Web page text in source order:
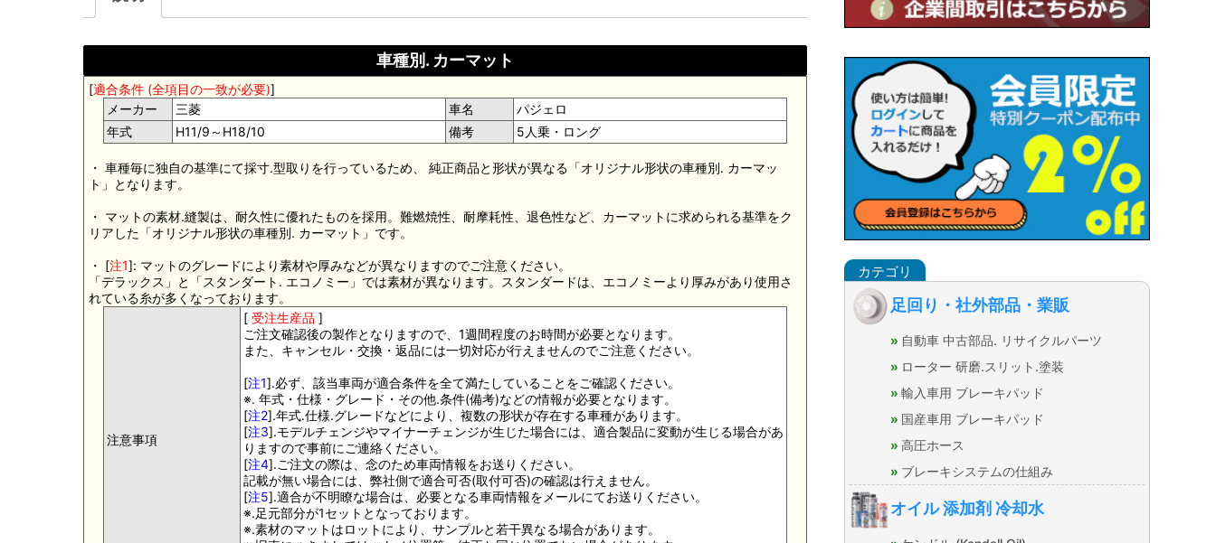
車種別. カーマット
[適合条件 (全項目の一致が必要)]
メーカー
三菱 車名
パジェロ
年式
H11/9～H18/10 備考 5人乗・ロング
・ 車種毎に独自の基準にて採寸.型取りを行っているため、 純正商品と形状が異なる「オリジナル形状の車種別. カーマッ
ト」となります。
・ マットの素材.縫製は、耐久性に優れたものを採用。難燃焼性、耐摩耗性、退色性など、カーマットに求められる基準をク
リアした「オリジナル形状の車種別. カーマット」です。
・ [注1]: マットのグレードにより素材や厚みなどが異なりますのでご注意ください。
「デラックス」と「スタンダート. エコノミー」では素材が異なります。スタンダードは、エコノミーより厚みがあり使用さ
れている糸が多くなっております。
注意事項
[ 受注生産品 ]
ご注文確認後の製作となりますので、1週間程度のお時間が必要となります。
また、キャンセル・交換・返品には一切対応が行えませんのでご注意ください。
[注1].必ず、該当車両が適合条件を全て満たしていることをご確認ください。
※. 年式・仕様・グレード・その他.条件(備考)などの情報が必要となります。
[注2].年式.仕様.グレードなどにより、複数の形状が存在する車種があります。
[注3].モデルチェンジやマイナーチェンジが生じた場合には、適合製品に変動が生じる場合があ
りますので事前にご連絡ください。
[注4].ご注文の際は、念のため車両情報をお送りください。
記載が無い場合には、弊社側で適合可否(取付可否)の確認は行えません。
[注5].適合が不明瞭な場合は、必要となる車両情報をメールにてお送りください。
※.足元部分が1セットとなっております。
※.素材のマットはロットにより、サンプルと若干異なる場合があります。
足回り・社外部品・業販
自動車 中古部品. リサイクルパーツ
ローター 研磨.スリット.塗装
輸入車用 ブレーキパッド
国産車用 ブレーキパッド
高圧ホース
ブレーキシステムの仕組み
オイル 添加剤 冷却水